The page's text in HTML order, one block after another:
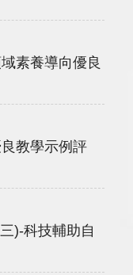
素養導向優良
教學示例評
)-科技輔助自